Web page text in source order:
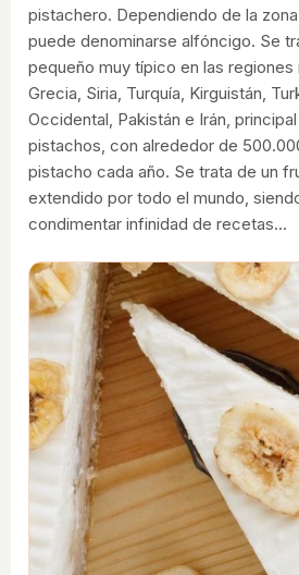
pistachero. Dependiendo de la
puede denominarse alfóncigo. Se
pequeño muy típico en las regiones
Grecia, Siria, Turquía, Kirguistán,
Occidental, Pakistán e Irán,
pistachos, con alrededor de
pistacho cada año. Se trata de un
extendido por todo el mundo,
condimentar infinidad de recetas…